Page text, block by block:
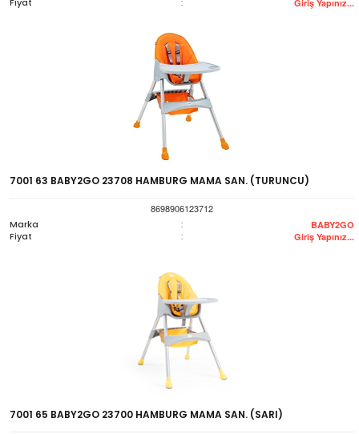
Giriş Yapınız...
7001 63 BABY2GO 23708 HAMBURG MAMA SAN. (TURUNCU)
8698906123712
Marka
: BABY2GO
Fiyat : Giriş Yapınız...
7001 65 BABY2GO 23700 HAMBURG MAMA SAN. (SARI)